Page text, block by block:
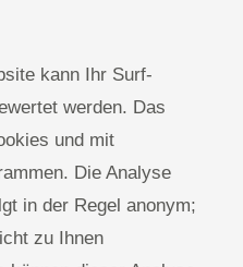
kann Ihr Surf-
werden. Das
und mit
Die Analyse
in der Regel anonym;
zu Ihnen